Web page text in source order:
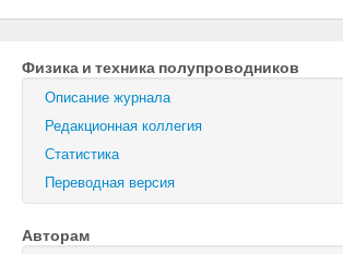
Журнал технической физики
Письма в Журнал технической физики
Физика твердого тела
Физика и техника полупроводников
Оптика и спектроскопия
Физика и техника полупроводников
Описание журнала
Редакционная коллегия
Статистика
Переводная версия
Авторам